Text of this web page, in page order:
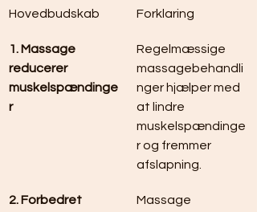
Hovedbudskab Forklaring
1. Massage
reducerer
muskelspændinge
r
Regelmæssige
massagebehandli
nger hjælper med
at lindre
muskelspændinge
r og fremmer
afslapning.
2. Forbedret
Massage